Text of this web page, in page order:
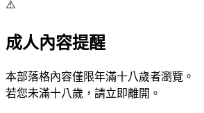
⚠️
成人內容提醒
本部落格內容僅限年滿十八歲者瀏覽。
若您未滿十八歲，請立即離開。